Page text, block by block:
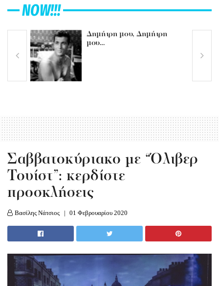
NOW!!!
Δημήτρη μου, Δημήτρη
μου…
Σαββατοκύριακο με “Όλιβερ
Τουίστ”: κερδίστε
προσκλήσεις
Βασίλης Νάτσιος 01 Φεβρουαρίου 2020